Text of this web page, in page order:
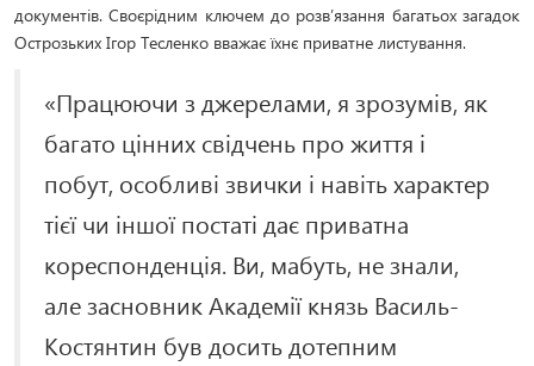
документів. Своєрідним ключем до розв’язання багатьох загадок
Острозьких Ігор Тесленко вважає їхнє приватне листування.
«Працюючи з джерелами, я зрозумів, як
багато цінних свідчень про життя і
побут, особливі звички і навіть характер
тієї чи іншої постаті дає приватна
кореспонденція. Ви, мабуть, не знали,
але засновник Академії князь Василь-
Костянтин був досить дотепним